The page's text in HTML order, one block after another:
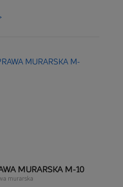
MURARSKA M-10
murarska